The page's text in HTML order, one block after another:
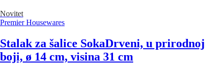
Novitet
Premier Housewares
Stalak za šalice SokaDrveni, u prirodnoj
boji, ø 14 cm, visina 31 cm